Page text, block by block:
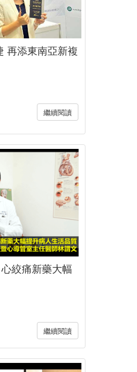
再添東南亞新複
繼續閱讀
絞痛新藥大幅
繼續閱讀